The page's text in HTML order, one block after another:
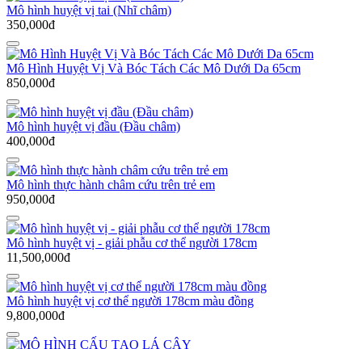
Mô hình huyệt vị tai (Nhĩ châm)
350,000đ
Mô Hình Huyệt Vị Và Bóc Tách Các Mô Dưới Da 65cm
850,000đ
Mô hình huyệt vị đầu (Đầu châm)
400,000đ
Mô hình thực hành châm cứu trên trẻ em
950,000đ
Mô hình huyệt vị - giải phẫu cơ thể người 178cm
11,500,000đ
Mô hình huyệt vị cơ thể người 178cm màu đồng
9,800,000đ